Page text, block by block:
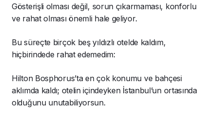
Gösterişli olması değil, sorun çıkarmaması, konforlu
ve rahat olması önemli hale geliyor.
Bu süreçte birçok beş yıldızlı otelde kaldım,
hiçbirindede rahat edemedim:
Hilton Bosphorus’ta en çok konumu ve bahçesi
aklımda kaldı; otelin içindeyken İstanbul’un ortasında
olduğunu unutabiliyorsun.